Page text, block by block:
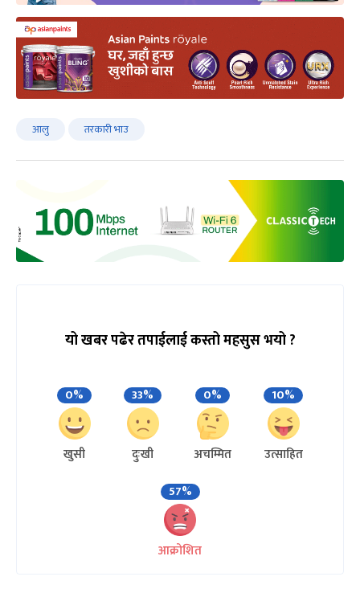
आलु तरकारी भाउ
यो खबर पढेर तपाईलाई कस्तो महसुस भयो ?
0%
खुसी
33%
दुःखी
0%
अचम्मित
10%
उत्साहित
57%
आक्रोशित